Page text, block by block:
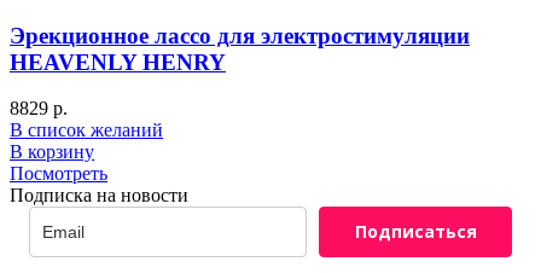
Эрекционное лассо для электростимуляции
HEAVENLY HENRY
8829 р.
В список желаний
В корзину
Посмотреть
Подписка на новости
Подписаться